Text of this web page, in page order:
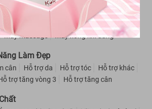
huyết áp
Máy đo, que thử đường huyết
Máy massage Máy xông khí dung
Làm Đẹp
cân Hỗ trợ da Hỗ trợ tóc
Hỗ trợ khác
trợ tăng vòng 3 Hỗ trợ tăng cân